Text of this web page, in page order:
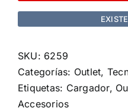
SKU: 6259
Categorías: Outlet,
Etiquetas: Cargador,
Accesorios